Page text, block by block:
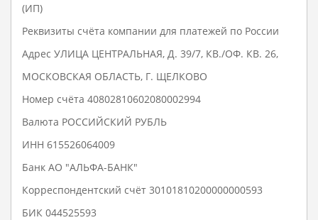
(ИП)
Реквизиты счёта компании для платежей по России
Адрес УЛИЦА ЦЕНТРАЛЬНАЯ, Д. 39/7, КВ./ОФ. КВ. 26,
МОСКОВСКАЯ ОБЛАСТЬ, Г. ЩЕЛКОВО
Номер счёта 40802810602080002994
Валюта РОССИЙСКИЙ РУБЛЬ
ИНН 615526064009
Банк АО "АЛЬФА-БАНК"
Корреспондентский счёт 30101810200000000593
БИК 044525593